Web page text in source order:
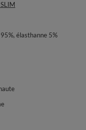
élasthanne 5%